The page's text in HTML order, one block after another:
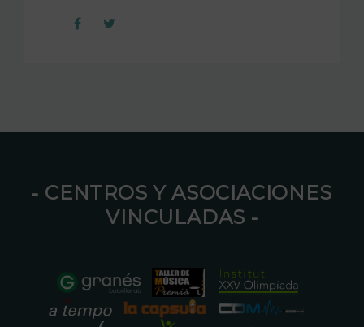
⁃ CENTROS Y ASOCIACIONES
VINCULADAS ⁃